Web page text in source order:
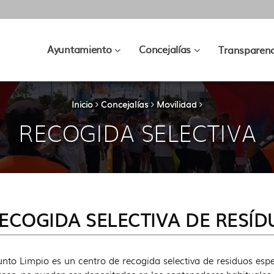
Ayuntamiento??? Concejalías???
Inicio Concejalías Movilidad
RECOGIDA SELECTIVA
SELECTIVA DE
Limpio es un centro de recogida selectiva de residuos